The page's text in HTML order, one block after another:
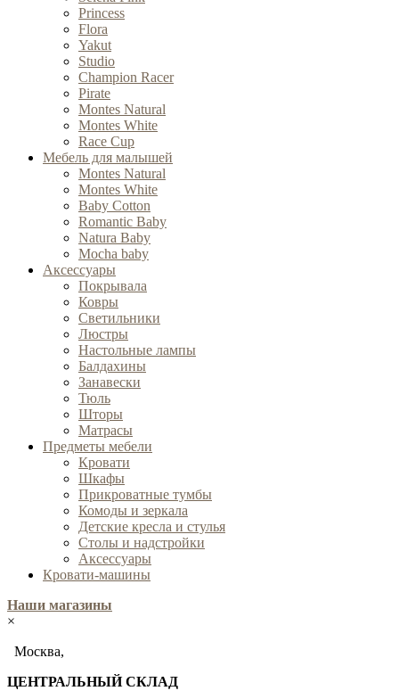
Princess
Flora
Yakut
Studio
Champion Racer
Pirate
Montes Natural
Montes White
Race Cup
Мебель для малышей
Montes Natural
Montes White
Baby Cotton
Romantic Baby
Natura Baby
Mocha baby
Аксессуары
Покрывала
Ковры
Cветильники
Люстры
Настольные лампы
Балдахины
Занавески
Тюль
Шторы
Матрасы
Предметы мебели
Кровати
Шкафы
Прикроватные тумбы
Комоды и зеркала
Детские кресла и стулья
Столы и надстройки
Аксессуары
Кровати-машины
Наши магазины
×
Москва,
ЦЕНТРАЛЬНЫЙ СКЛАД